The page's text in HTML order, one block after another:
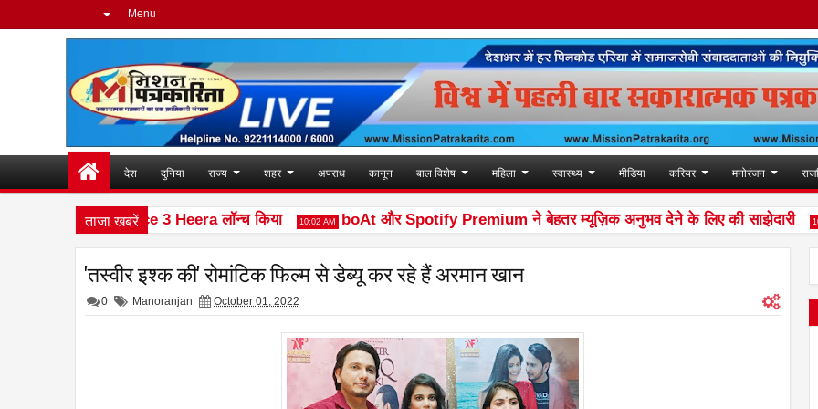
Menu
देश दुनिया राज्य शहर अपराध कानून बाल विशेष महिला स्वास्थ्य मीडिया करियर मनोरंजन
ताजा खबरें
नया फीचर फोन Ace 3 Heera लॉन्च किया 10:02 AM boAt और Spotify Premium ने बेहतर म्यूज़िक अनुभव देने के लिए की साझेदारी 10:30
'तस्वीर इश्क की' रोमांटिक फिल्म से डेब्यू कर रहे हैं अरमान खान
0 Manoranjan October 01, 2022